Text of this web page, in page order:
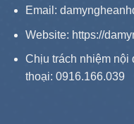
Email:
Website: https://
Chịu trách nhiệm
thoại: 0916.166.039